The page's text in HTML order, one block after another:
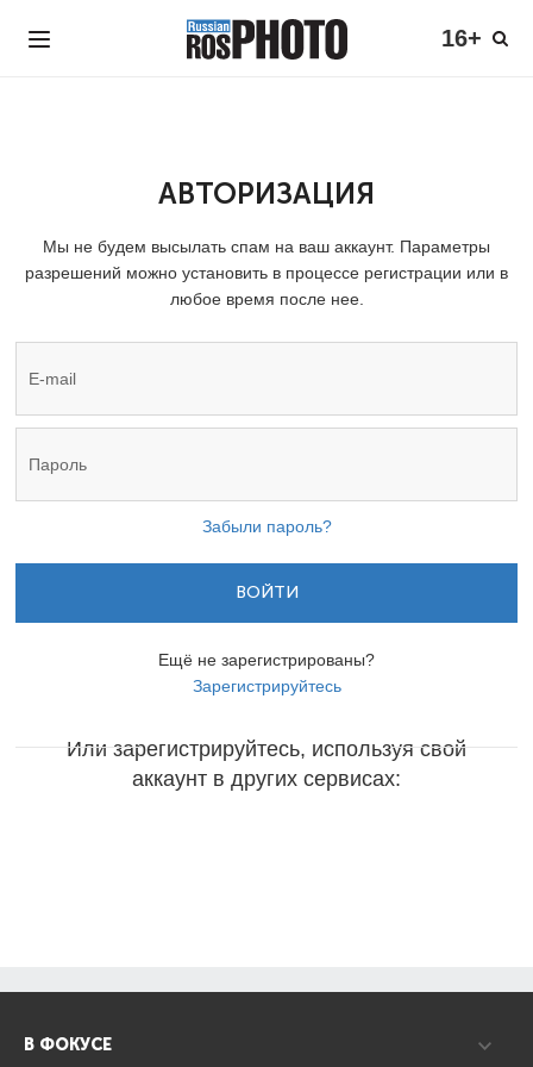
16+
АВТОРИЗАЦИЯ
Мы не будем высылать спам на ваш аккаунт. Параметры
разрешений можно установить в процессе регистрации или в
любое время после нее.
Забыли пароль?
ВОЙТИ
Ещё не зарегистрированы?
Зарегистрируйтесь
Или зарегистрируйтесь, используя свой
аккаунт в других сервисах:
В ФОКУСЕ